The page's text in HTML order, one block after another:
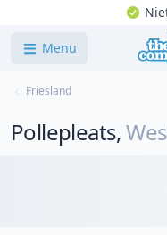
Menu
Friesland
Pollepleats,